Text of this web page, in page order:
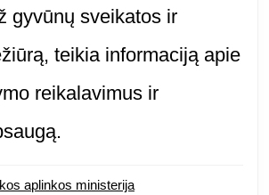
gyvūnų sveikatos ir
teikia informaciją apie
reikalavimus ir
aplinkos ministerija